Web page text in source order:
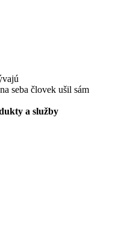
seba človek ušil sám
a služby